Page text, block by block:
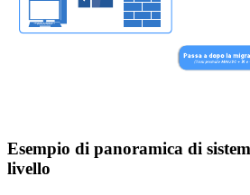
Esempio di panoramica di
livello